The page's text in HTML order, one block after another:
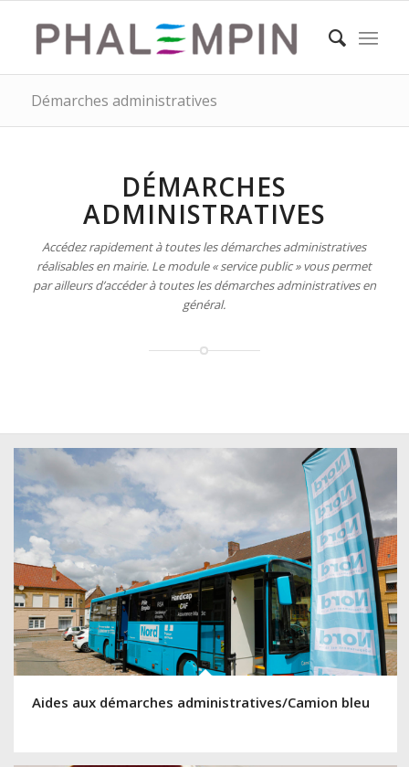
Démarches administratives
DÉMARCHES
ADMINISTRATIVES
Accédez rapidement à toutes les démarches administratives
réalisables en mairie. Le module « service public » vous permet
par ailleurs d’accéder à toutes les démarches administratives en
général.
Aides aux démarches administratives/Camion bleu